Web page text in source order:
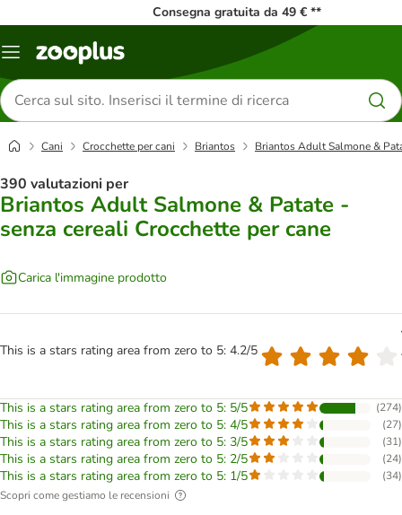
Consegna gratuita da 49 € **
Overview
Cerca
prodotti
Cani Crocchette per cani Briantos Briantos Adult Salmone &
390 valutazioni per
Briantos Adult Salmone & Patate -
senza cereali Crocchette per cane
Carica l'immagine prodotto
This is a stars rating area from zero to 5: 4.2/5
This is a stars rating area from zero to 5: 5/5 (274)
This is a stars rating area from zero to 5: 4/5 (27)
This is a stars rating area from zero to 5: 3/5 (31)
This is a stars rating area from zero to 5: 2/5 (24)
This is a stars rating area from zero to 5: 1/5 (34)
Scopri come gestiamo le recensioni